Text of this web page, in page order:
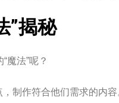
”揭秘
魔法”呢？
，制作符合他们需求的内